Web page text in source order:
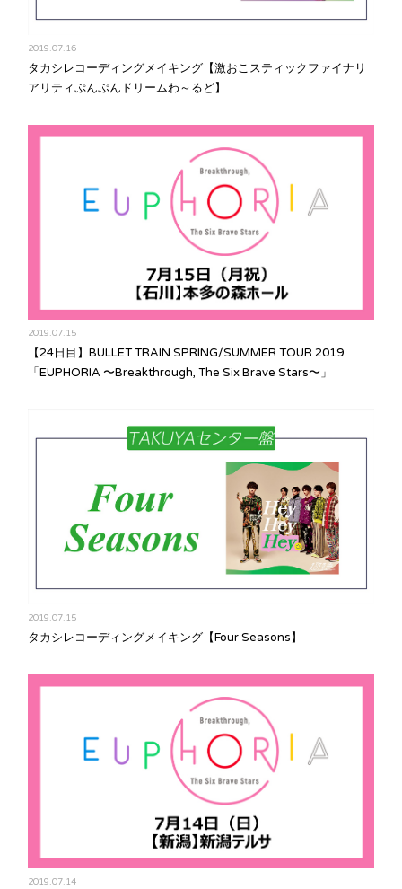
2019.07.16
タカシレコーディングメイキング【激おこスティックファイナリ
アリティぷんぷんドリームわ～るど】
2019.07.15
【24日目】BULLET TRAIN SPRING/SUMMER TOUR 2019
「EUPHORIA 〜Breakthrough, The Six Brave Stars〜」
2019.07.15
タカシレコーディングメイキング【Four Seasons】
2019.07.14